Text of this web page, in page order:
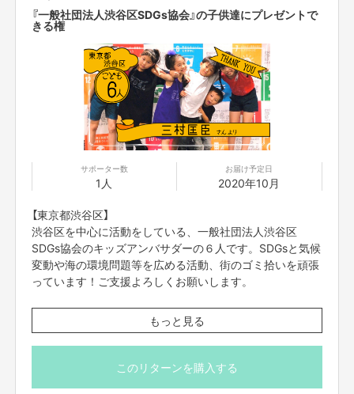
『一般社団法人渋谷区SDGs協会』の子供達にプレゼントで
きる権
サポーター数
1人
お届け予定日
2020年10月
【東京都渋谷区】
渋谷区を中心に活動をしている、一般社団法人渋谷区
SDGs協会のキッズアンバサダーの６人です。SDGsと気候
変動や海の環境問題等を広める活動、街のゴミ拾いを頑張
っています！ご支援よろしくお願いします。
『一般社団法人渋谷区SDGs協会』の子供達6人に、映画『え
んとつ町のプペル』をプレゼントできる権です。
もっと見る
このリターンを購入する